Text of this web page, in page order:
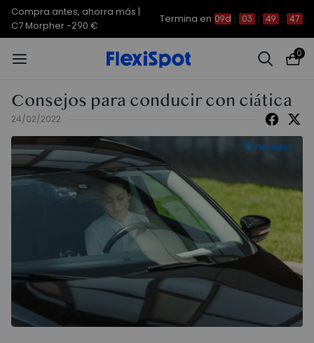
Compra antes, ahorra más | E7
Plus -200 €
Termina en 09d : 03 : 49 : 46
0
Consejos para conducir con ciática
24/02/2022